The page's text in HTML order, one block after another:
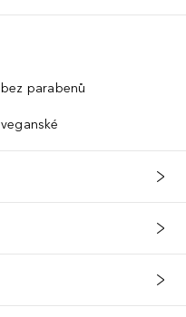
bez parabenů
veganské